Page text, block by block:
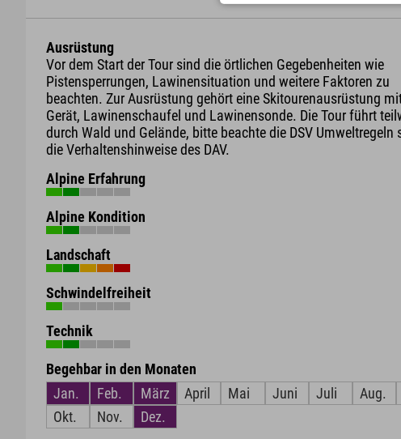
Ausrüstung
Vor dem Start der Tour sind die örtlichen Gegebenheiten wie
Pistensperrungen, Lawinensituation und weitere Faktoren zu
beachten. Zur Ausrüstung gehört eine Skitourenausrüstung
Gerät, Lawinenschaufel und Lawinensonde. Die Tour führt
durch Wald und Gelände, bitte beachte die DSV Umweltregeln
die Verhaltenshinweise des DAV.
Alpine Erfahrung
Alpine Kondition
Landschaft
Schwindelfreiheit
Technik
Begehbar in den Monaten
Jan.
Feb. März April Mai Juni Juli Aug.
Okt.
Nov. Dez.